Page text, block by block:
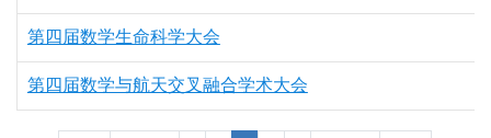
第四届数学生命科学大会
第四届数学与航天交叉融合学术大会